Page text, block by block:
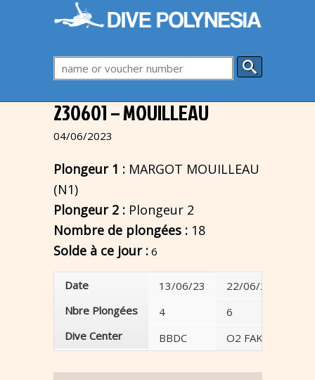
230601 – MOUILLEAU
04/06/2023
Plongeur 1 : MARGOT MOUILLEAU
(N1)
Plongeur 2 : Plongeur 2
Nombre de plongées : 18
Solde à ce jour : 6
Date
Nbre Plongées
Dive Center
13/06/23
4
BBDC
22/06/23
6
O2 FAKARAVA